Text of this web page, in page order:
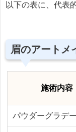
以下の表に、代表
眉のアートメ
施術内容
パウダーグラデ